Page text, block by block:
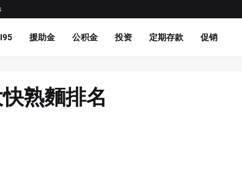
援助金 公积金 投资 定期存款 促销
熟麵排名